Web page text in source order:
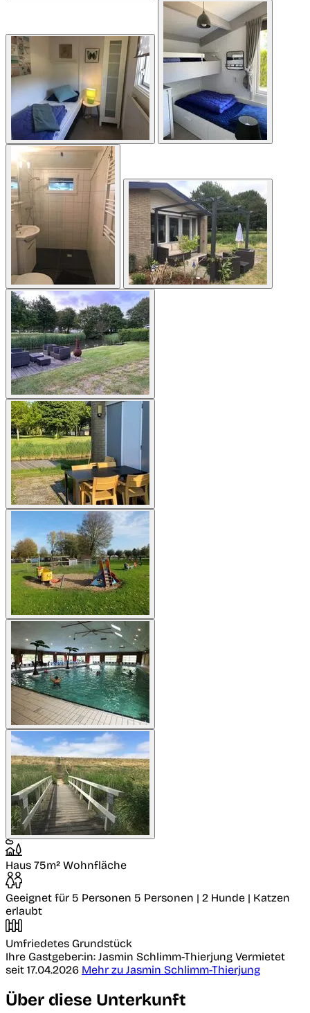
Haus 75m² Wohnfläche
Geeignet für 5 Personen 5 Personen | 2 Hunde | Katzen
erlaubt
Umfriedetes Grundstück
Ihre Gastgeber:in: Jasmin Schlimm-Thierjung Vermietet
seit 17.04.2026 Mehr zu Jasmin Schlimm-Thierjung
Über diese Unterkunft